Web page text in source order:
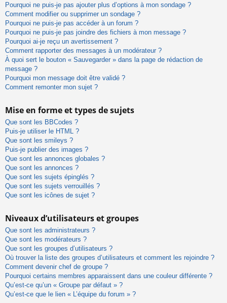
Pourquoi ne puis-je pas ajouter plus d’options à mon sondage ?
Comment modifier ou supprimer un sondage ?
Pourquoi ne puis-je pas accéder à un forum ?
Pourquoi ne puis-je pas joindre des fichiers à mon message ?
Pourquoi ai-je reçu un avertissement ?
Comment rapporter des messages à un modérateur ?
À quoi sert le bouton « Sauvegarder » dans la page de rédaction de
message ?
Pourquoi mon message doit être validé ?
Comment remonter mon sujet ?
Mise en forme et types de sujets
Que sont les BBCodes ?
Puis-je utiliser le HTML ?
Que sont les smileys ?
Puis-je publier des images ?
Que sont les annonces globales ?
Que sont les annonces ?
Que sont les sujets épinglés ?
Que sont les sujets verrouillés ?
Que sont les icônes de sujet ?
Niveaux d’utilisateurs et groupes
Que sont les administrateurs ?
Que sont les modérateurs ?
Que sont les groupes d’utilisateurs ?
Où trouver la liste des groupes d’utilisateurs et comment les rejoindre ?
Comment devenir chef de groupe ?
Pourquoi certains membres apparaissent dans une couleur différente ?
Qu’est-ce qu’un « Groupe par défaut » ?
Qu’est-ce que le lien « L’équipe du forum » ?